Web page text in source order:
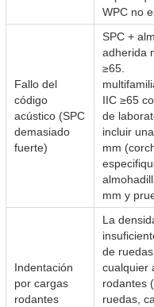
WPC no
Fallo del
código
acústico (SPC
demasiado
fuerte)
SPC +
adherida
≥65.
IIC ≥65
de
incluir
mm
mm y
Indentación
por cargas
rodantes
La
de
cualquier
rodantes
ruedas,